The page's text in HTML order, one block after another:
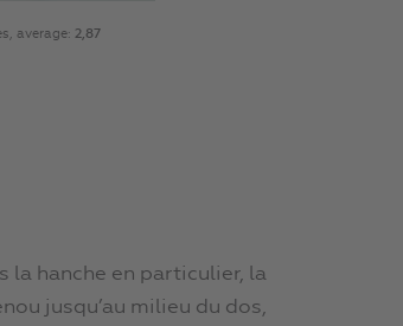
average: 2,87
la hanche en particulier, la
jusqu’au milieu du dos,